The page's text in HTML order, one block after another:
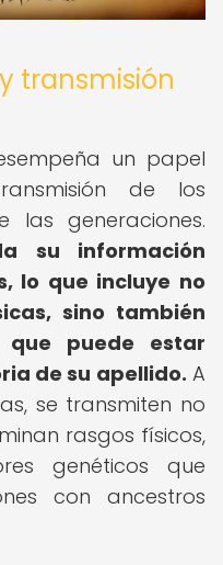
transmisión
un papel
de los
generaciones.
su información
lo que incluye no
sino también
que puede estar
de su apellido. A
se transmiten no
rasgos físicos,
genéticos que
con ancestros